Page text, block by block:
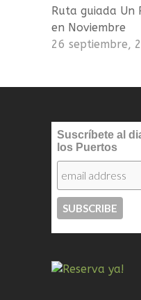
Ruta guiada Un
en Noviembre
26 septiembre,
Suscríbete al
los Puertos